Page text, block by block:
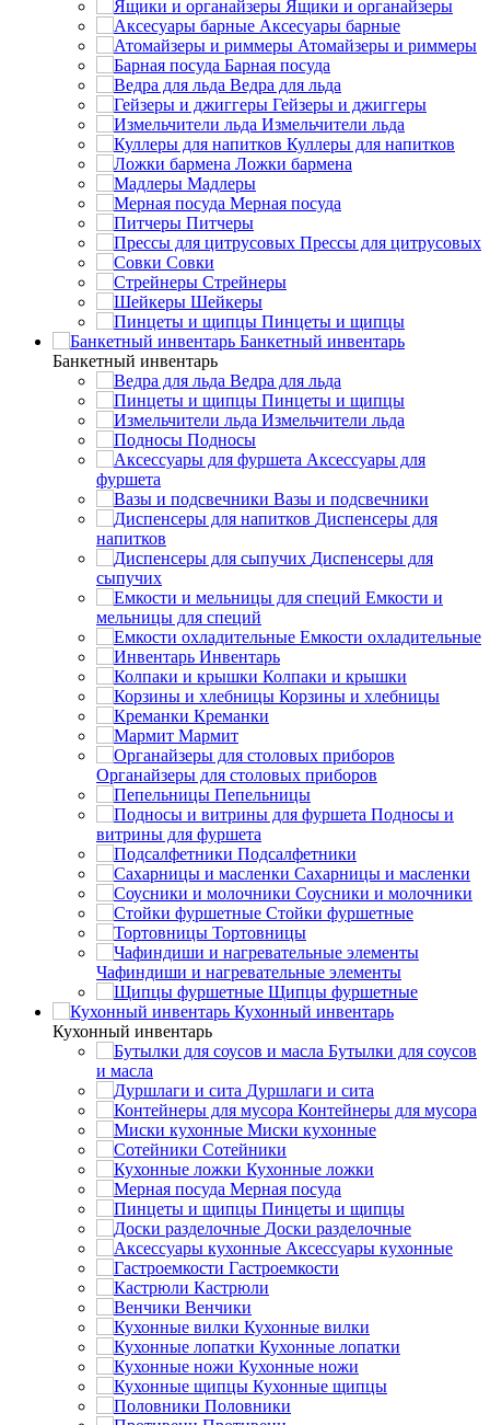
Ящики и органайзеры
Аксесуары барные
Атомайзеры и риммеры
Барная посуда
Ведра для льда
Гейзеры и джиггеры
Измельчители льда
Куллеры для напитков
Ложки бармена
Мадлеры
Мерная посуда
Питчеры
Прессы для цитрусовых
Совки
Стрейнеры
Шейкеры
Пинцеты и щипцы
Банкетный инвентарь
Банкетный инвентарь
Ведра для льда
Пинцеты и щипцы
Измельчители льда
Подносы
Аксессуары для
фуршета
Вазы и подсвечники
Диспенсеры для
напитков
Диспенсеры для
сыпучих
Емкости и
мельницы для специй
Емкости охладительные
Инвентарь
Колпаки и крышки
Корзины и хлебницы
Креманки
Мармит
Органайзеры для столовых приборов
Пепельницы
Подносы и
витрины для фуршета
Подсалфетники
Сахарницы и масленки
Соусники и молочники
Стойки фуршетные
Тортовницы
Чафиндиши и нагревательные элементы
Щипцы фуршетные
Кухонный инвентарь
Кухонный инвентарь
Бутылки для соусов
и масла
Дуршлаги и сита
Контейнеры для мусора
Миски кухонные
Сотейники
Кухонные ложки
Мерная посуда
Пинцеты и щипцы
Доски разделочные
Аксессуары кухонные
Гастроемкости
Кастрюли
Венчики
Кухонные вилки
Кухонные лопатки
Кухонные ножи
Кухонные щипцы
Половники